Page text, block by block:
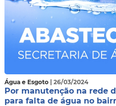
Água e Esgoto | 26/03/2024
Por manutenção na rede
para falta de água no